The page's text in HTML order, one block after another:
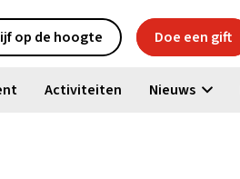
op de hoogte Doe een gift
Activiteiten Nieuws